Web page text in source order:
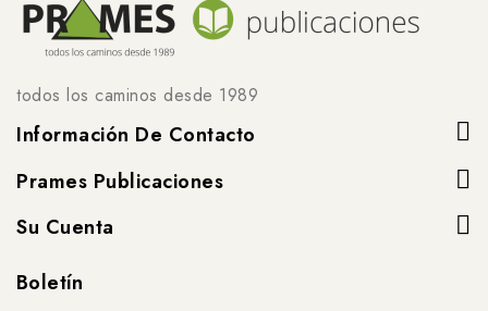
todos los caminos desde 1989
Información De Contacto
Prames Publicaciones
Su Cuenta
Boletín